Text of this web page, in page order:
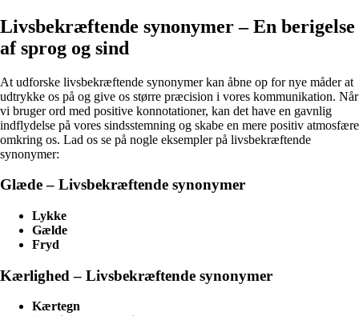
Livsbekræftende synonymer – En berigelse
af sprog og sind
At udforske livsbekræftende synonymer kan åbne op for nye måder at
udtrykke os på og give os større præcision i vores kommunikation. Når
vi bruger ord med positive konnotationer, kan det have en gavnlig
indflydelse på vores sindsstemning og skabe en mere positiv atmosfære
omkring os. Lad os se på nogle eksempler på livsbekræftende
synonymer:
Glæde – Livsbekræftende synonymer
Lykke
Gælde
Fryd
Kærlighed – Livsbekræftende synonymer
Kærtegn